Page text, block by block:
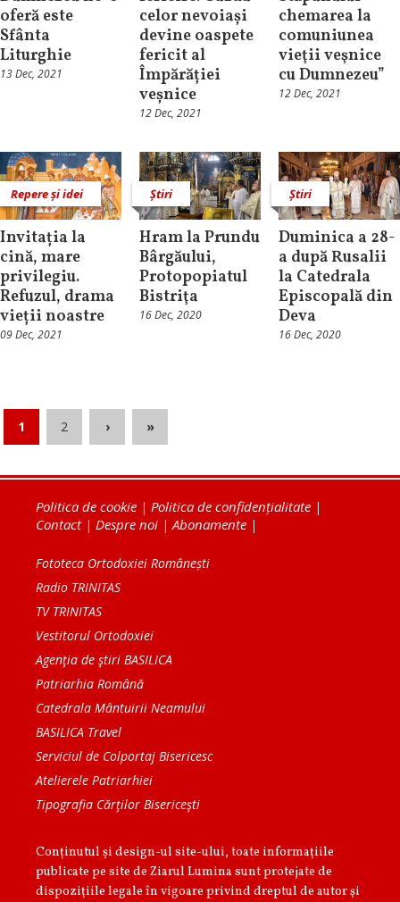
oferă este
Sfânta
Liturghie
13 Dec, 2021
celor nevoiași
devine oaspete
fericit al
Împărăției
veșnice
12 Dec, 2021
chemarea la
comuniunea
vieţii veşnice
cu Dumnezeu”
12 Dec, 2021
Repere și idei
Invitația la
cină, mare
privilegiu.
Refuzul, drama
vieții noastre
09 Dec, 2021
Știri
Hram la Prundu
Bârgăului,
Protopopiatul
Bistriţa
16 Dec, 2020
Știri
Duminica a 28-
a după Rusalii
la Catedrala
Episcopală din
Deva
16 Dec, 2020
1 2 › »
Politica de cookie | Politica de confidențialitate |
Contact| Despre noi |Abonamente |
Fototeca Ortodoxiei Românești
Radio TRINITAS
TV TRINITAS
Vestitorul Ortodoxiei
Agenţia de ştiri BASILICA
Patriarhia Română
Catedrala Mântuirii Neamului
BASILICA Travel
Serviciul de Colportaj Bisericesc
Atelierele Patriarhiei
Tipografia Cărţilor Bisericeşti
Conținutul și design-ul site-ului, toate informaţiile
publicate pe site de Ziarul Lumina sunt protejate de
dispoziţiile legale în vigoare privind dreptul de autor şi